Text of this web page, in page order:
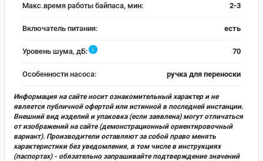
Макс.время работы байпаса, мин: 2-3
Включатель питания: есть
Уровень шума, дБ: i 70
Особенности насоса: ручка для переноски
Информация на сайте носит ознакомительный характер и не
является публичной офертой или истинной в последней инстанции.
Внешний вид изделий и упаковка (если заявлена) могут отличаться
от изображений на сайте (демонстрационный ориентировочный
вариант). Производители оставляют за собой право менять
характеристики без уведомления, в том числе в инструкциях
(паспортах) - обязательно запрашивайте подтверждение значений